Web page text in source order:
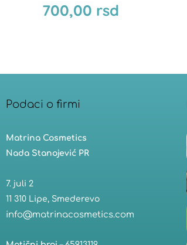
700,00 rsd
Podaci o firmi
Matrina Cosmetics
Nada Stanojević PR
7. juli 2
11 310 Lipe, Smederevo
info@matrinacosmetics.com